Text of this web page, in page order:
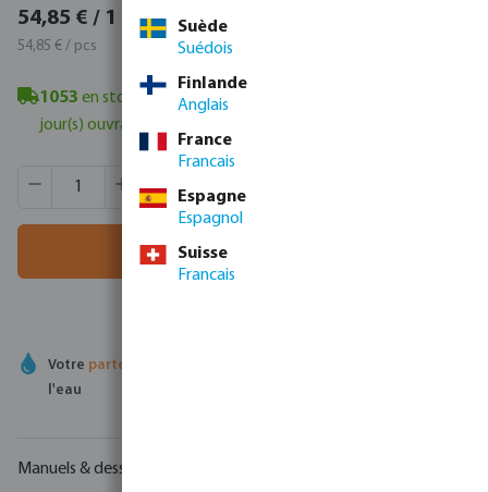
54,85 € / 1 pcs
54,85 € / pcs 66,37 € / pcs
1053 en stock à Veghel, NL
jour(s) ouvrable(s)
Quantité de produit : Entrez la quantité souhaitée ou
MSQ:
Ajouter au panier
Votre partenaire commercial
l'eau
Manuels & dessins
Suède
Suédois
Finlande
Anglais
France
Francais
Espagne
Espagnol
Suisse
Francais